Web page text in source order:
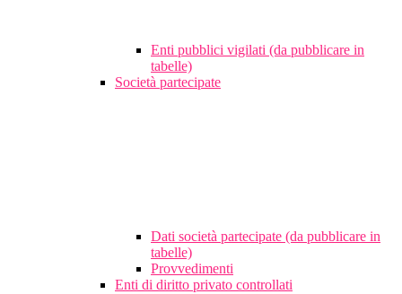
Enti pubblici vigilati (da pubblicare in
tabelle)
Società partecipate
Dati società partecipate (da pubblicare in
tabelle)
Provvedimenti
Enti di diritto privato controllati